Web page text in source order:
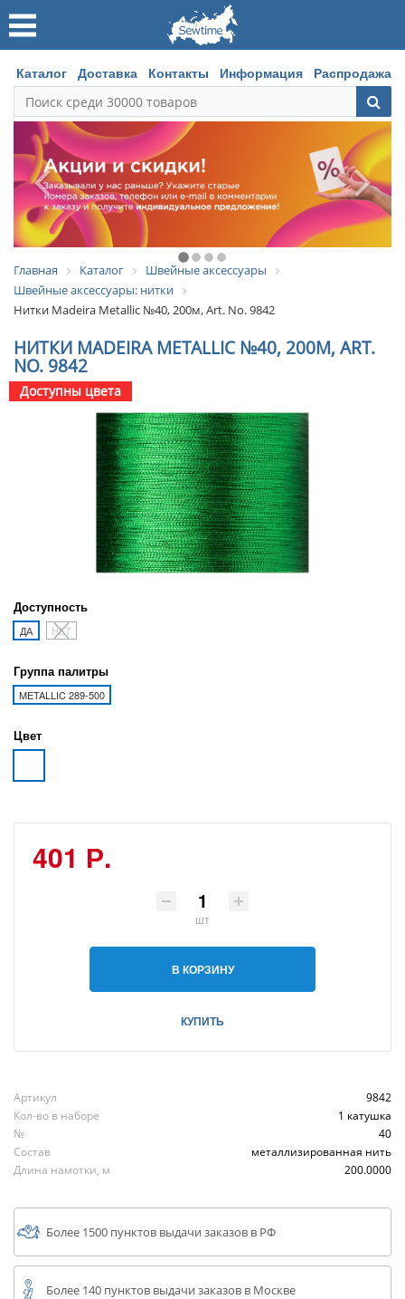
Каталог Доставка Контакты Информация Распродажа
Главная Каталог
Швейные аксессуары
Швейные аксессуары: нитки
Нитки Madeira Metallic №40, 200м, Art. No. 9842
НИТКИ MADEIRA METALLIC №40, 200М, ART.
NO. 9842
Доступны цвета
Доступность
ДА НЕТ
Группа палитры
METALLIC 289-500
Цвет
401 Р.
шт
В КОРЗИНУ
КУПИТЬ
Артикул
9842
Кол-во в наборе
1 катушка
№
40
Состав
металлизированная нить
Длина намотки, м
200.0000
Более 1500 пунктов выдачи заказов в РФ
Более 140 пунктов выдачи заказов в Москве